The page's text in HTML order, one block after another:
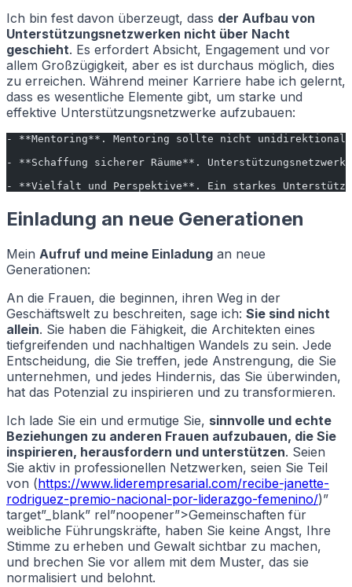
Ich bin fest davon überzeugt, dass der Aufbau von
Unterstützungsnetzwerken nicht über Nacht
geschieht. Es erfordert Absicht, Engagement und vor
allem Großzügigkeit, aber es ist durchaus möglich, dies
zu erreichen. Während meiner Karriere habe ich gelernt,
dass es wesentliche Elemente gibt, um starke und
effektive Unterstützungsnetzwerke aufzubauen:
- **Mentoring**. Mentoring sollte nicht unidirektional
- **Schaffung sicherer Räume**.
- **Vielfalt und Perspektive**. Ein starkes
Einladung an neue Generationen
Mein Aufruf und meine Einladung an neue
Generationen:
An die Frauen, die beginnen, ihren Weg in der
Geschäftswelt zu beschreiten, sage ich: Sie sind nicht
allein. Sie haben die Fähigkeit, die Architekten eines
tiefgreifenden und nachhaltigen Wandels zu sein. Jede
Entscheidung, die Sie treffen, jede Anstrengung, die Sie
unternehmen, und jedes Hindernis, das Sie überwinden,
hat das Potenzial zu inspirieren und zu transformieren.
Ich lade Sie ein und ermutige Sie, sinnvolle und echte
Beziehungen zu anderen Frauen aufzubauen, die Sie
inspirieren, herausfordern und unterstützen. Seien
Sie aktiv in professionellen Netzwerken, seien Sie Teil
von (https://www.liderempresarial.com/recibe-janette-
rodriguez-premio-nacional-por-liderazgo-femenino/)”
target”_blank” rel”noopener”>Gemeinschaften für
weibliche Führungskräfte, haben Sie keine Angst, Ihre
Stimme zu erheben und Gewalt sichtbar zu machen,
und brechen Sie vor allem mit dem Muster, das sie
normalisiert und belohnt.